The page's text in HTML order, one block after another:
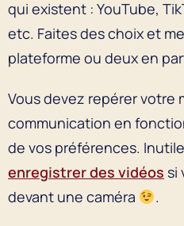
qui existent : YouTube,
etc. Faites des choix et
plateforme ou deux en
Vous devez repérer votre
communication en
de vos préférences.
enregistrer des vidéos si
devant une caméra
.